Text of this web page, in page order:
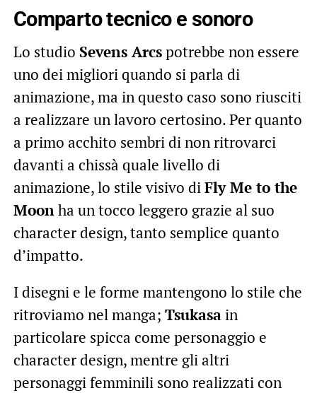
Comparto tecnico e sonoro
Lo studio Sevens Arcspotrebbe non essere
uno dei migliori quando si parla di
animazione, ma in questo caso sono riusciti
a realizzare un lavoro certosino. Per quanto
a primo acchito sembri di non ritrovarci
davanti a chissà quale livello di
animazione, lo stile visivo di Fly Me to the
Moon ha un tocco leggero grazie al suo
character design, tanto semplice quanto
d’impatto.
I disegni e le forme mantengono lo stile che
ritroviamo nel manga; Tsukasain
particolare spicca come personaggio e
character design, mentre gli altri
personaggi femminili sono realizzati con